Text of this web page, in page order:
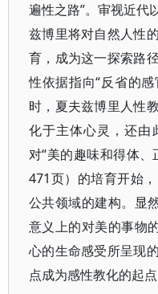
遍性之路”。审视近代
兹博里将对自然人性
育，成为这一探索路
性依据指向“反省的感
时，夏夫兹博里人性
化于主体心灵，还由
对“美的趣味和得体
471页）的培育开始
公共领域的建构。显
意义上的对美的事物
心的生命感受所呈现
点成为感性教化的起点